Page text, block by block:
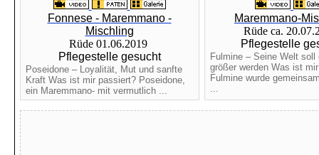
Fonnese - Maremmano -
Mischling
Rüde 01.06.2019
Pflegestelle gesucht
Poseidone – Loyalität, Mut und sanfte
Kraft Was ist mir passiert? Poseidone,
ein Maremmano- mit vermutlich ...
Maremmano-
Rüde ca.
Pflegestelle
Fulmine – Seine Welt soll
größer werden Was ist
Fulmine wurde
...